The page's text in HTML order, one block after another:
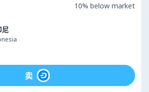
尼
10% below market
卖